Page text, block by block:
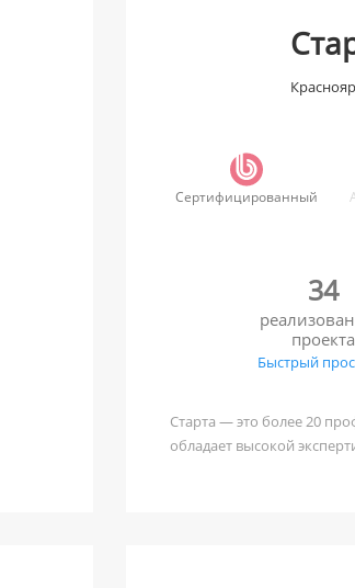
Сертифицированный
34
проекта
Быстрый
Старта — это более 20
обладает высокой